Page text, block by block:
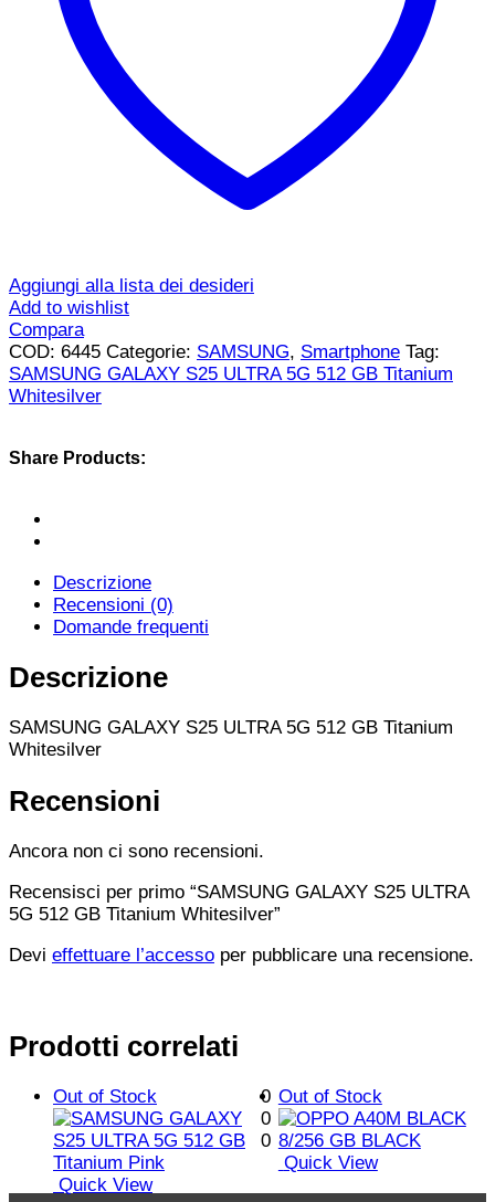
Aggiungi alla lista dei desideri
Add to wishlist
Compara
COD: 6445 Categorie: SAMSUNG, Smartphone Tag:
SAMSUNG GALAXY S25 ULTRA 5G 512 GB Titanium
Whitesilver
Share Products:
Descrizione
Recensioni (0)
Domande frequenti
Descrizione
SAMSUNG GALAXY S25 ULTRA 5G 512 GB Titanium
Whitesilver
Recensioni
Ancora non ci sono recensioni.
Recensisci per primo “SAMSUNG GALAXY S25 ULTRA
5G 512 GB Titanium Whitesilver”
Devi effettuare l’accesso per pubblicare una recensione.
Prodotti correlati
Out of Stock
Quick View
Out of Stock
Quick View
0
0
0